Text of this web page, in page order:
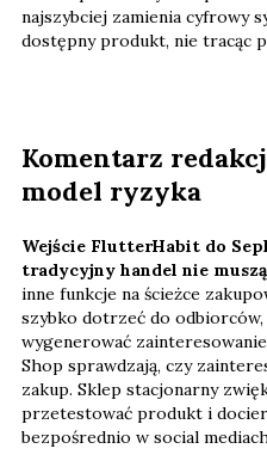
najszybciej zamienia cyfrowy
dostępny produkt, nie tracąc
Komentarz
model ryzyka
Wejście FlutterHabit do
tradycyjny handel nie
inne funkcje na ścieżce
szybko dotrzeć do
wygenerować
Shop sprawdzają, czy
zakup. Sklep stacjonarny
przetestować produkt i
bezpośrednio w social